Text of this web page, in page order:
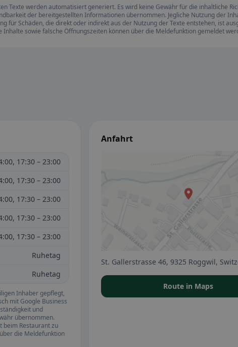
Texte werden automatisiert generiert. Es wird keine Gewähr für die inhaltliche
der bereitgestellten Informationen übernommen. Jegliche Nutzung der
für Schäden, die direkt oder indirekt aus der Nutzung der Texte entstehen, ist
Inhalte sowie falsche Öffnungszeiten können über die Meldefunktion gemeldet
17:30 – 23:00
17:30 – 23:00
17:30 – 23:00
17:30 – 23:00
17:30 – 23:00
Ruhetag
Ruhetag
Inhaber gepflegt,
mit Google Business
und
übernommen.
beim Restaurant zu
die Meldefunktion
Anfahrt
St. Gallerstrasse 46, 9325 Roggwil,
Route in Maps